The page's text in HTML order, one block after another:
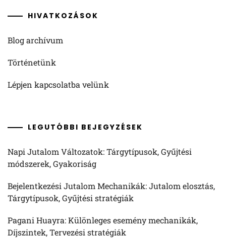
HIVATKOZÁSOK
Blog archívum
Történetünk
Lépjen kapcsolatba velünk
LEGUTÓBBI BEJEGYZÉSEK
Napi Jutalom Változatok: Tárgytípusok, Gyűjtési
módszerek, Gyakoriság
Bejelentkezési Jutalom Mechanikák: Jutalom elosztás,
Tárgytípusok, Gyűjtési stratégiák
Pagani Huayra: Különleges esemény mechanikák,
Díjszintek, Tervezési stratégiák